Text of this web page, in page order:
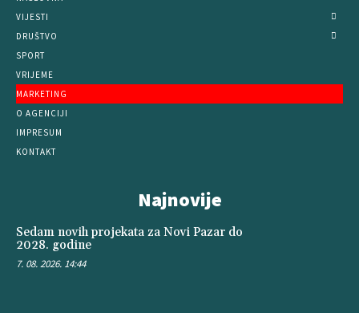
VIJESTI
DRUŠTVO
SPORT
VRIJEME
MARKETING
O AGENCIJI
IMPRESUM
KONTAKT
Najnovije
Sedam novih projekata za Novi Pazar do
2028. godine
7. 08. 2026. 14:44